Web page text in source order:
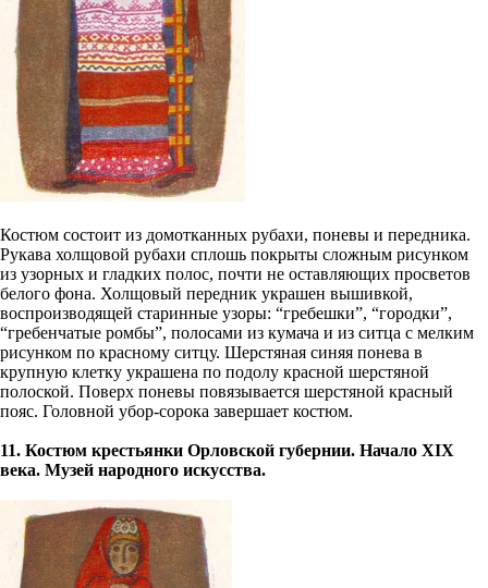
Костюм состоит из домотканных рубахи, поневы и передника.
Рукава холщовой рубахи сплошь покрыты сложным рисунком
из узорных и гладких полос, почти не оставляющих просветов
белого фона. Холщовый передник украшен вышивкой,
воспроизводящей старинные узоры: “гребешки”, “городки”,
“гребенчатые ромбы”, полосами из кумача и из ситца с мелким
рисунком по красному ситцу. Шерстяная синяя понева в
крупную клетку украшена по подолу красной шерстяной
полоской. Поверх поневы повязывается шерстяной красный
пояс. Головной убор-сорока завершает костюм.
11. Костюм крестьянки Орловской губернии. Начало ХIХ
века. Музей народного искусства.